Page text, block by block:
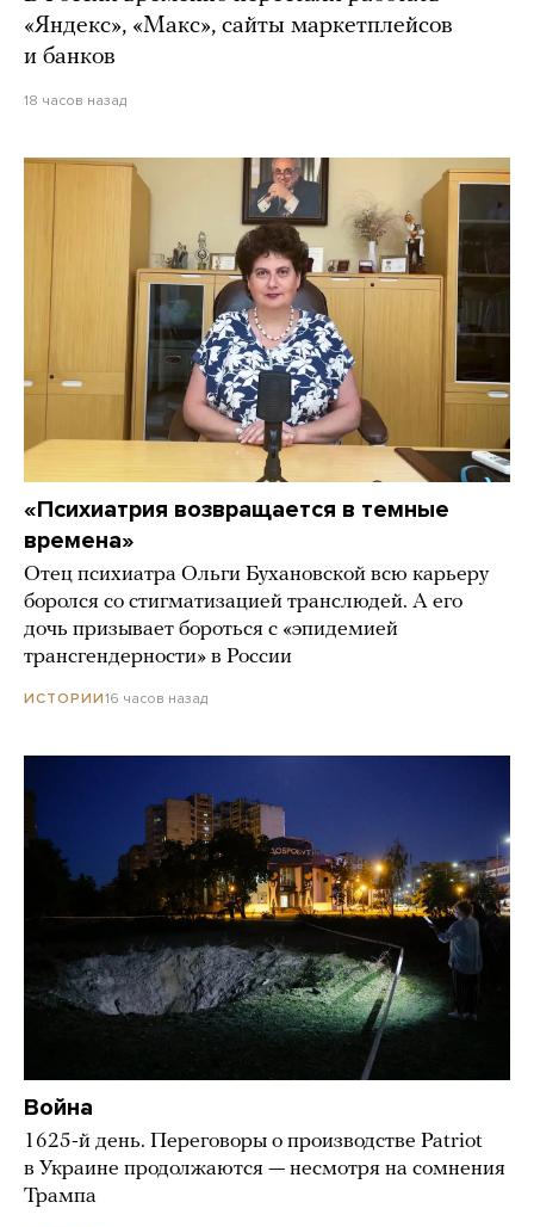
«Яндекс», «Макс», сайты маркетплейсов
и банков
18 часов назад
«Психиатрия возвращается в темные
времена»
Отец психиатра Ольги Бухановской всю карьеру
боролся со стигматизацией транслюдей. А его
дочь призывает бороться с «эпидемией
трансгендерности» в России
ИСТОРИИ16 часов назад
Война
1625-й день. Переговоры о производстве Patriot
в Украине продолжаются — несмотря на сомнения
Трампа